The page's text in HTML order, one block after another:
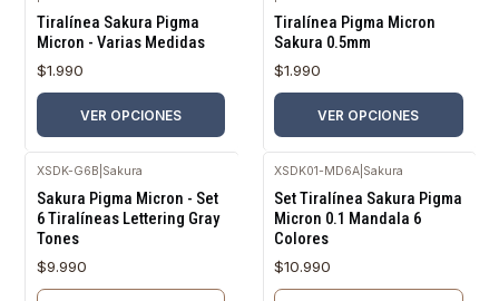
Tiralínea Sakura Pigma
Micron - Varias Medidas
$1.990
VER OPCIONES
Tiralínea Pigma Micron
Sakura 0.5mm
$1.990
VER OPCIONES
XSDK-G6B Sakura
Sakura Pigma Micron - Set
6 Tiralíneas Lettering Gray
Tones
$9.990
XSDK01-MD6A Sakura
Set Tiralínea Sakura Pigma
Micron 0.1 Mandala 6
Colores
$10.990